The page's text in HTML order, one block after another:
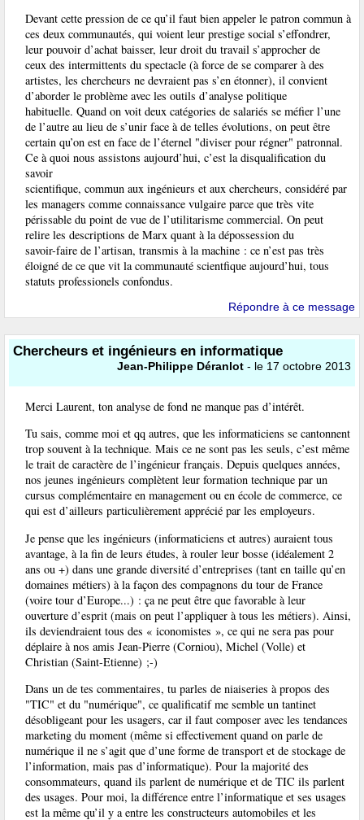
Devant cette pression de ce qu’il faut bien appeler le patron commun à
ces deux communautés, qui voient leur prestige social s’effondrer,
leur pouvoir d’achat baisser, leur droit du travail s’approcher de
ceux des intermittents du spectacle (à force de se comparer à des
artistes, les chercheurs ne devraient pas s’en étonner), il convient
d’aborder le problème avec les outils d’analyse politique
habituelle. Quand on voit deux catégories de salariés se méfier l’une
de l’autre au lieu de s’unir face à de telles évolutions, on peut être
certain qu’on est en face de l’éternel "diviser pour régner" patronnal.
Ce à quoi nous assistons aujourd’hui, c’est la disqualification du
savoir
scientifique, commun aux ingénieurs et aux chercheurs, considéré par
les managers comme connaissance vulgaire parce que très vite
périssable du point de vue de l’utilitarisme commercial. On peut
relire les descriptions de Marx quant à la dépossession du
savoir-faire de l’artisan, transmis à la machine : ce n’est pas très
éloigné de ce que vit la communauté scientfique aujourd’hui, tous
statuts professionels confondus.
Répondre à ce message
Chercheurs et ingénieurs en informatique
Jean-Philippe Déranlot - le 17 octobre 2013
Merci Laurent, ton analyse de fond ne manque pas d’intérêt.
Tu sais, comme moi et qq autres, que les informaticiens se cantonnent
trop souvent à la technique. Mais ce ne sont pas les seuls, c’est même
le trait de caractère de l’ingénieur français. Depuis quelques années,
nos jeunes ingénieurs complètent leur formation technique par un
cursus complémentaire en management ou en école de commerce, ce
qui est d’ailleurs particulièrement apprécié par les employeurs.
Je pense que les ingénieurs (informaticiens et autres) auraient tous
avantage, à la fin de leurs études, à rouler leur bosse (idéalement 2
ans ou +) dans une grande diversité d’entreprises (tant en taille qu’en
domaines métiers) à la façon des compagnons du tour de France
(voire tour d’Europe...) : ça ne peut être que favorable à leur
ouverture d’esprit (mais on peut l’appliquer à tous les métiers). Ainsi,
ils deviendraient tous des « iconomistes », ce qui ne sera pas pour
déplaire à nos amis Jean-Pierre (Corniou), Michel (Volle) et
Christian (Saint-Etienne) ;-)
Dans un de tes commentaires, tu parles de niaiseries à propos des
"TIC" et du "numérique", ce qualificatif me semble un tantinet
désobligeant pour les usagers, car il faut composer avec les tendances
marketing du moment (même si effectivement quand on parle de
numérique il ne s’agit que d’une forme de transport et de stockage de
l’information, mais pas d’informatique). Pour la majorité des
consommateurs, quand ils parlent de numérique et de TIC ils parlent
des usages. Pour moi, la différence entre l’informatique et ses usages
est la même qu’il y a entre les constructeurs automobiles et les